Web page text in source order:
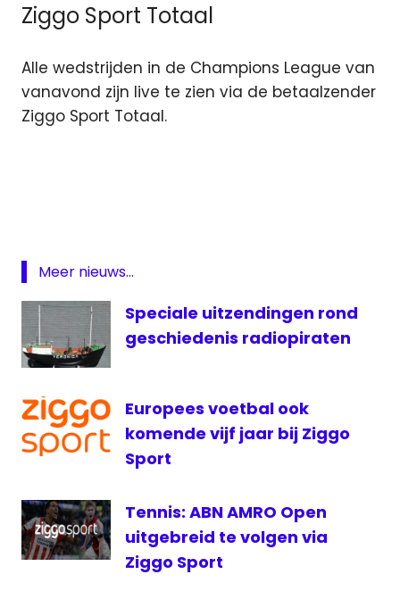
Ziggo Sport Totaal
Alle wedstrijden in de Champions League van
vanavond zijn live te zien via de betaalzender
Ziggo Sport Totaal.
PSV
live
PSV
Livestream
PSV
NPO
Radio
1
Veronica
Ziggo
Sport
Meer nieuws...
Speciale uitzendingen rond
geschiedenis radiopiraten
Europees voetbal ook
komende vijf jaar bij Ziggo
Sport
Tennis: ABN AMRO Open
uitgebreid te volgen via
Ziggo Sport